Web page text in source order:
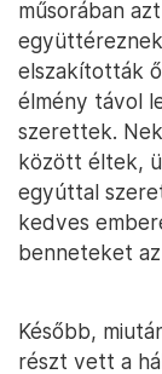
műsorában
elszakították
élmény távol
szerettek.
között éltek,
egyúttal
kedves
benneteket
Később,
részt vett a